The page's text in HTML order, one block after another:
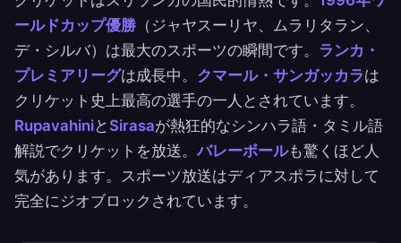
ールドカップ優勝 （ジャヤスーリヤ、ムラリタラン、
デ・シルバ）は最大のスポーツの瞬間です。 ランカ・
プレミアリーグは成長中。 クマール・サンガッカラは
クリケット史上最高の選手の一人とされています。
RupavahiniとSirasaが熱狂的なシンハラ語・タミル語
解説でクリケットを放送。バレーボールも驚くほど人
気があります。スポーツ放送はディアスポラに対して
完全にジオブロックされています。